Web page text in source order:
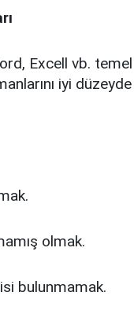
Excell vb. temel
iyi düzeyde
olmak.
bulunmamak.